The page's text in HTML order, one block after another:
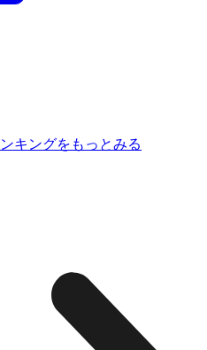
キングをもっとみる